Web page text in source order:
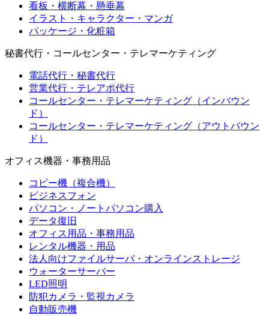
看板・横断幕・懸垂幕
イラスト・キャラクター・マンガ
パッケージ・化粧箱
秘書代行・コールセンター・テレマーケティング
電話代行・秘書代行
営業代行・テレアポ代行
コールセンター・テレマーケティング（インバウン
ド）
コールセンター・テレマーケティング（アウトバウン
ド）
オフィス機器・事務用品
コピー機（複合機）
ビジネスフォン
パソコン・ノートパソコン購入
データ復旧
オフィス用品・事務用品
レンタル機器・用品
法人向けファイルサーバ・オンラインストレージ
ウォーターサーバー
LED照明
防犯カメラ・監視カメラ
自動販売機